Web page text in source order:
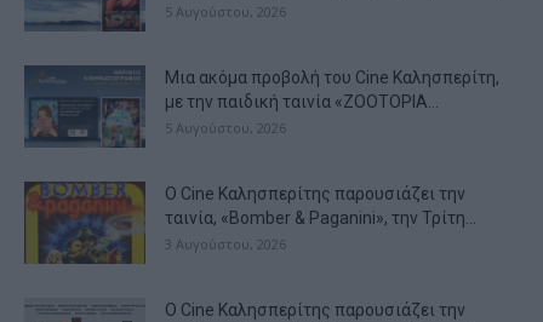
5 Αυγούστου, 2026
Μια ακόμα προβολή του Cine Καλησπερίτη,
με την παιδική ταινία «ZOOTOPIA...
5 Αυγούστου, 2026
Ο Cine Καλησπερίτης παρουσιάζει την
ταινία, «Bomber & Paganini», την Τρίτη...
3 Αυγούστου, 2026
Ο Cine Καλησπερίτης παρουσιάζει την